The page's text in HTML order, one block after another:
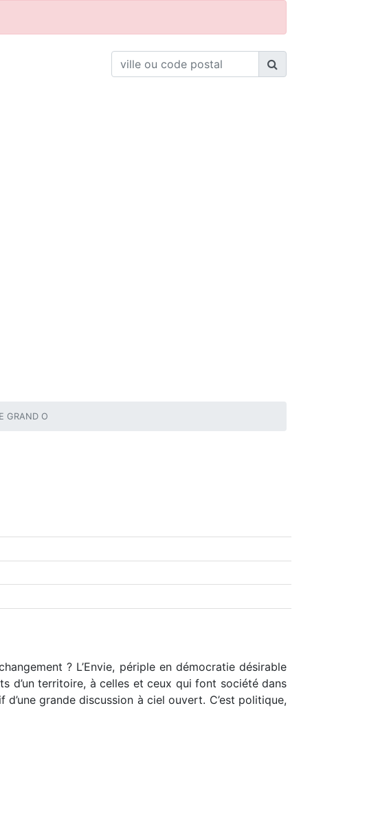
GRAND O
? L’Envie, périple en démocratie désirable
d’un territoire, à celles et ceux qui font société dans
grande discussion à ciel ouvert. C’est politique,